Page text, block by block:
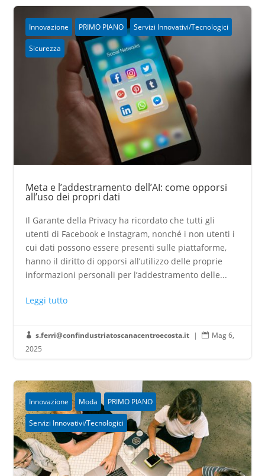
Innovazione PRIMO PIANO Servizi Innovativi/Tecnologici
Sicurezza
Meta e l’addestramento dell’AI: come opporsi
all’uso dei propri dati
Il Garante della Privacy ha ricordato che tutti gli
utenti di Facebook e Instagram, nonché i non utenti i
cui dati possono essere presenti sulle piattaforme,
hanno il diritto di opporsi all’utilizzo delle proprie
informazioni personali per l’addestramento delle...
Leggi tutto
 s.ferri@confindustriatoscanacentroecosta.it |  Mag 6,
2025
Innovazione Moda PRIMO PIANO
Servizi Innovativi/Tecnologici